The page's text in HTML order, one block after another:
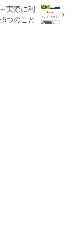
実際に利
つのこと